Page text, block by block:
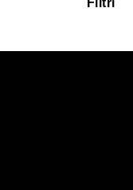
Filtri